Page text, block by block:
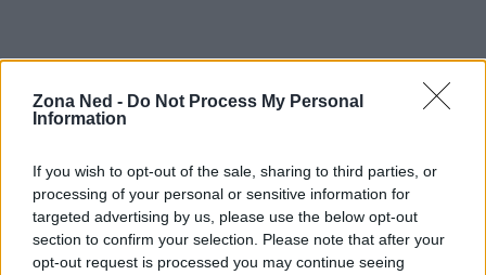
Zona Ned - Do Not Process My Personal
Information
If you wish to opt-out of the sale, sharing to third parties, or
processing of your personal or sensitive information for
targeted advertising by us, please use the below opt-out
section to confirm your selection. Please note that after your
opt-out request is processed you may continue seeing